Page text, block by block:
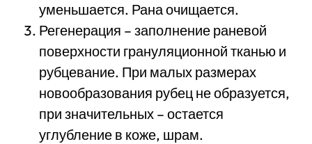
уменьшается. Рана очищается.
Регенерация – заполнение раневой
поверхности грануляционной тканью и
рубцевание. При малых размерах
новообразования рубец не образуется,
при значительных – остается
углубление в коже, шрам.